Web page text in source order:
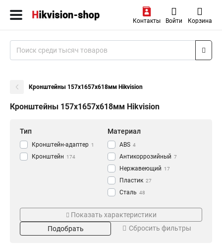
Контакты Войти Корзина
Кронштейны 157х1657х618мм Hikvision
Кронштейны 157х1657х618мм Hikvision
Тип
Кронштейн-адаптер 1
Кронштейн 174
Материал
АВS 4
Антикоррозийный 7
Нержавеющий 17
Пластик 27
Сталь 48
Серый 16
Наклонный 8
Потолочный 13
Показать характеристики
Подобрать
Сбросить фильтры